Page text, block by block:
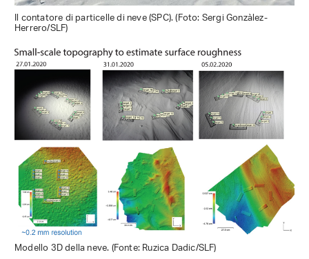
Il contatore di particelle di neve (SPC). (Foto: Sergi Gonzàlez-
Herrero/SLF)
Modello 3D della neve. (Fonte: Ruzica Dadic/SLF)